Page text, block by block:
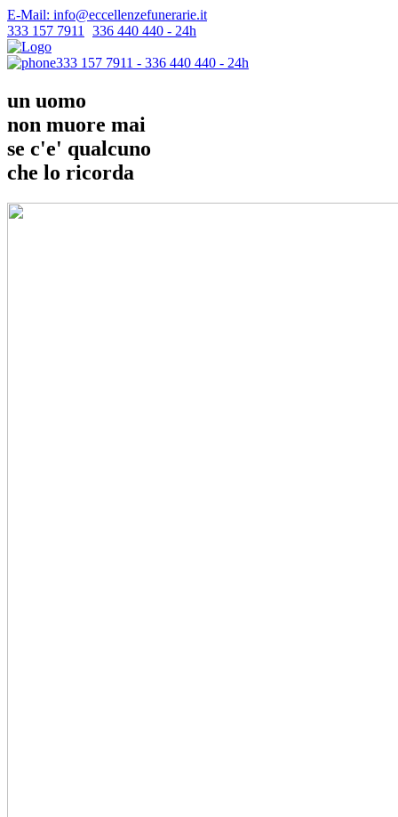
E-Mail: info@eccellenzefunerarie.it
333 157 7911
336 440 440 - 24h
333 157 7911 - 336 440 440 - 24h
un uomo
non muore mai
se c'e' qualcuno
che lo ricorda